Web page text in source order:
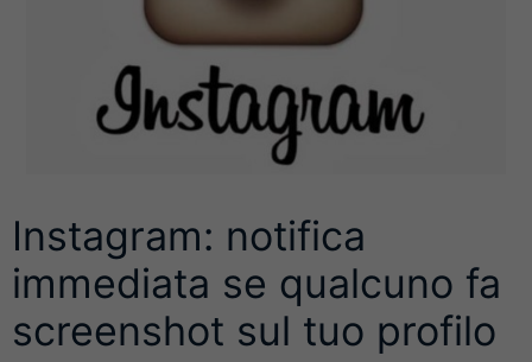
Instagram: notifica
immediata se qualcuno fa
screenshot sul tuo profilo